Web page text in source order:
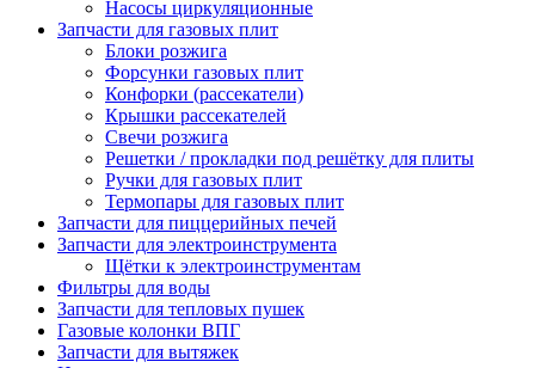
Насосы циркуляционные
Запчасти для газовых плит
Блоки розжига
Форсунки газовых плит
Конфорки (рассекатели)
Крышки рассекателей
Свечи розжига
Решетки / прокладки под решётку для плиты
Ручки для газовых плит
Термопары для газовых плит
Запчасти для пиццерийных печей
Запчасти для электроинструмента
Щётки к электроинструментам
Фильтры для воды
Запчасти для тепловых пушек
Газовые колонки ВПГ
Запчасти для вытяжек